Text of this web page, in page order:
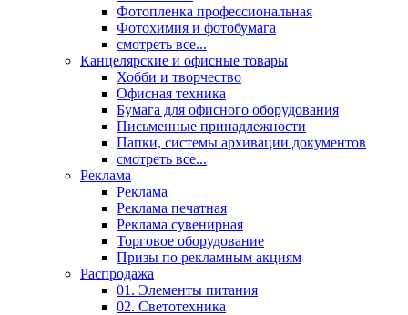
Фотопленка профессиональная
Фотохимия и фотобумага
смотреть все...
Канцелярские и офисные товары
Хобби и творчество
Офисная техника
Бумага для офисного оборудования
Письменные принадлежности
Папки, системы архивации документов
смотреть все...
Реклама
Реклама
Реклама печатная
Реклама сувенирная
Торговое оборудование
Призы по рекламным акциям
Распродажа
01. Элементы питания
02. Светотехника